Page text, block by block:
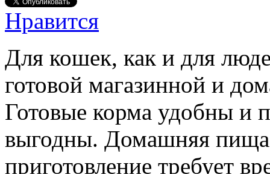
Нравится
Для кошек, как и для
готовой магазинной и
Готовые корма удобны и
выгодны. Домашняя пища
приготовление требует